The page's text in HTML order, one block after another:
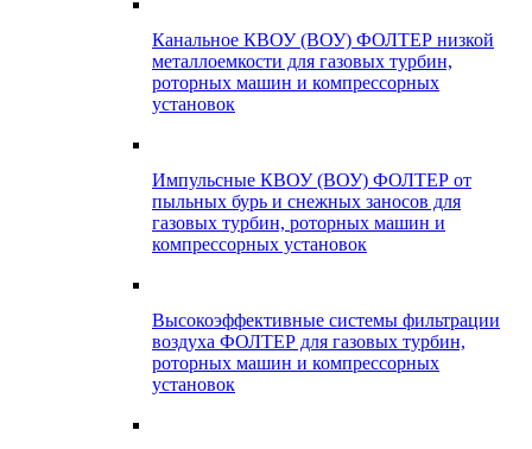
Канальное КВОУ (ВОУ) ФОЛТЕР низкой
металлоемкости для газовых турбин,
роторных машин и компрессорных
установок
Импульсные КВОУ (ВОУ) ФОЛТЕР от
пыльных бурь и снежных заносов для
газовых турбин, роторных машин и
компрессорных установок
Высокоэффективные системы фильтрации
воздуха ФОЛТЕР для газовых турбин,
роторных машин и компрессорных
установок